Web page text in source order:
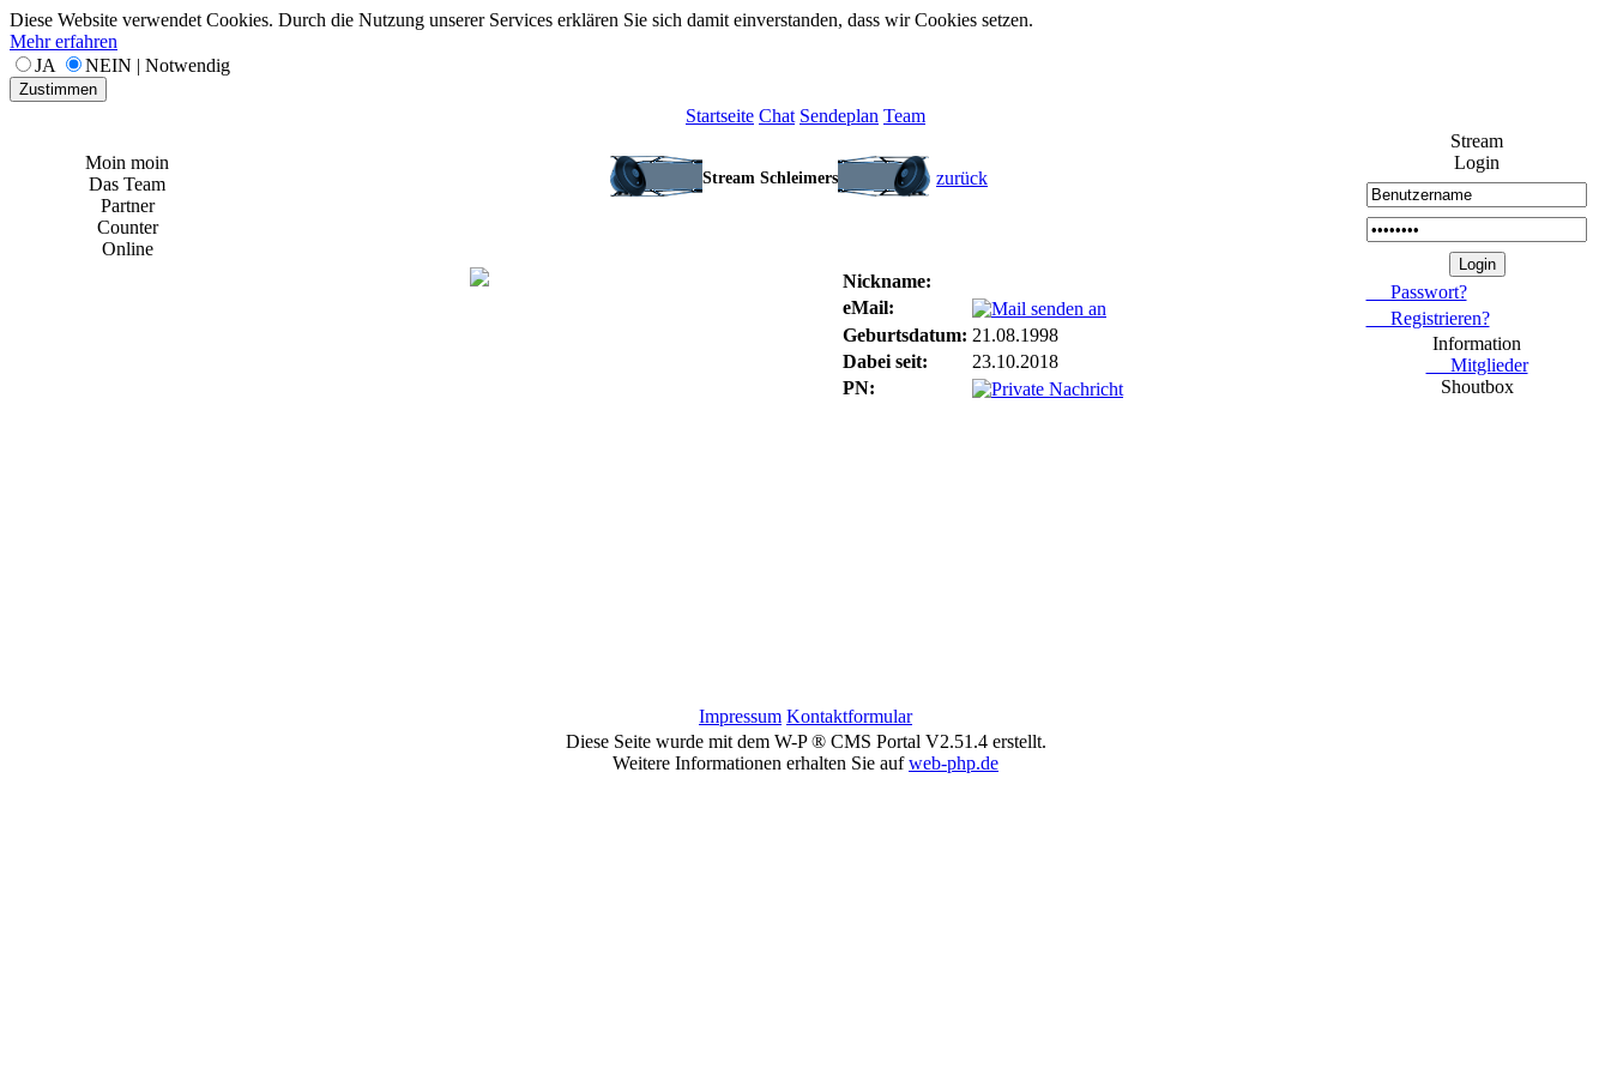
Diese Website verwendet Cookies. Durch die Nutzung unserer Services erklären Sie sich damit einverstanden, dass wir Cookies setzen.
Mehr erfahren
JA
NEIN | Notwendig
Zustimmen
Startseite Chat Sendeplan Team
Moin moin
Das Team
Partner
Counter
Online
Stream Schleimers zurück
Nickname:
eMail:
Geburtsdatum: 21.08.1998
Dabei seit:
23.10.2018
PN:
Stream
Login
Passwort?
Registrieren?
Information
Mitglieder
Shoutbox
Impressum Kontaktformular
Diese Seite wurde mit dem W-P ® CMS Portal V2.51.4 erstellt.
Weitere Informationen erhalten Sie aufweb-php.de